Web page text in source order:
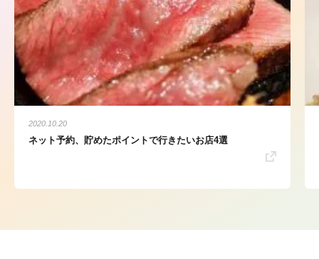
2020.10.20
ネット予約、貯めたポイントで行きたいお店4選